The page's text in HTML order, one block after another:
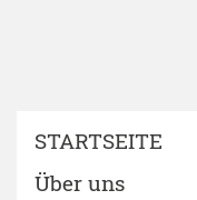
STARTSEITE
Über uns